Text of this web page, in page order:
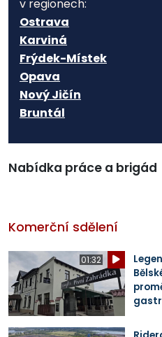
v regionech:
Ostrava
Karviná
Frýdek-Místek
Opava
Nový Jičín
Bruntál
Nabídka práce a brigád
Komerční sdělení
01:32